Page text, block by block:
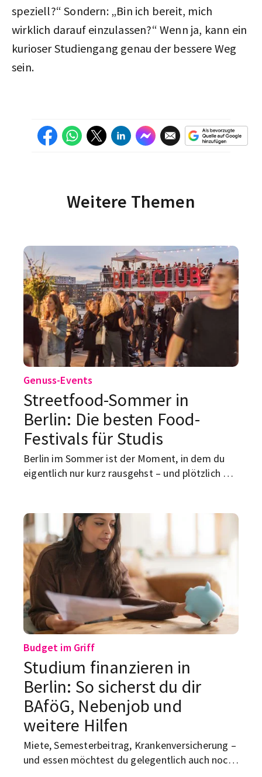
speziell?“ Sondern: „Bin ich bereit, mich
wirklich darauf einzulassen?“ Wenn ja, kann ein
kurioser Studiengang genau der bessere Weg
sein.
Weitere Themen
Genuss-Events
Streetfood-Sommer in
Berlin: Die besten Food-
Festivals für Studis
Berlin im Sommer ist der Moment, in dem du
eigentlich nur kurz rausgehst – und plötzlich mit
zwischen Spree, Gleisdreieck und Prenzlauer
Berg landest.
Budget im Griff
Studium finanzieren in
Berlin: So sicherst du dir
BAföG, Nebenjob und
weitere Hilfen
Miete, Semesterbeitrag, Krankenversicherung –
und essen möchtest du gelegentlich auch noch.